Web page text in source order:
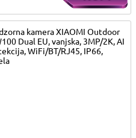
kamera XIAOMI Outdoor
Dual EU, vanjska, 3MP/2K, AI
WiFi/BT/RJ45, IP66,